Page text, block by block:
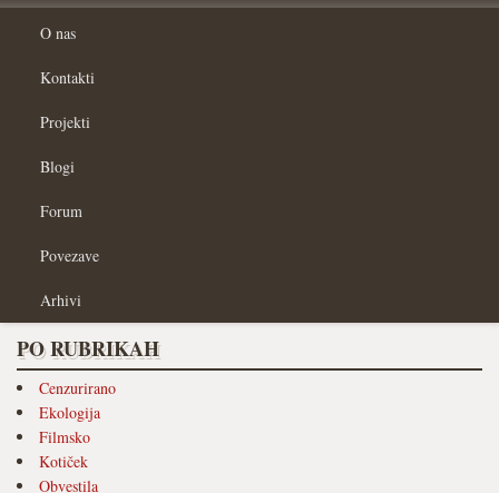
O nas
Kontakti
Projekti
Blogi
Forum
Povezave
Arhivi
PO RUBRIKAH
Cenzurirano
Ekologija
Filmsko
Kotiček
Obvestila